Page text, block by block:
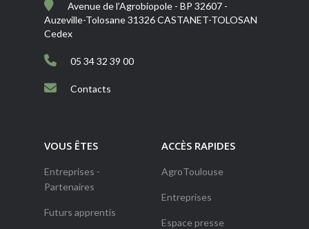
Avenue de l’Agrobiopole - BP 32607 -
Auzeville-Tolosane 31326 CASTANET-TOLOSAN
Cedex
05 34 32 39 00
Contacts
VOUS ÊTES
Entreprises -
Partenaires
Futurs apprentis
ACCÈS RAPIDES
AgroToulouse
Entreprises
Espace presse